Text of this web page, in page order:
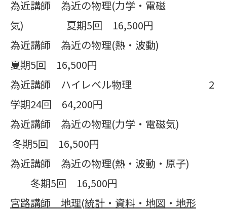
為近講師 為近の物理(力学・電磁
気) 夏期5回 16,500円
為近講師 為近の物理(熱・波動)
夏期5回 16,500円
為近講師 ハイレベル物理 2
学期24回 64,200円
為近講師 為近の物理(力学・電磁気)
冬期5回 16,500円
為近講師 為近の物理(熱・波動・原子)
冬期5回 16,500円
宮路講師 地理(統計・資料・地図・地形